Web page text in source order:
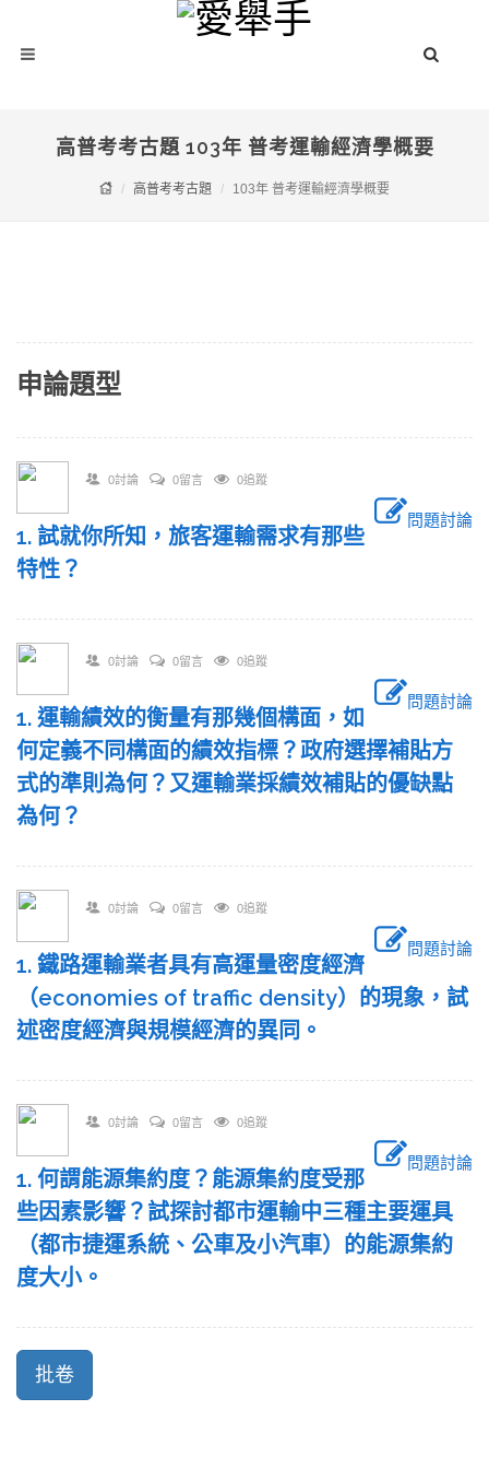
高普考考古題 103年 普考運輸經濟學概要
高普考考古題 103年 普考運輸經濟學概要
申論題型
0討論 0留言 0追蹤
問題討論
1. 試就你所知，旅客運輸需求有那些
特性？
0討論 0留言 0追蹤
問題討論
1. 運輸績效的衡量有那幾個構面，如
何定義不同構面的績效指標？政府選擇補貼方
式的準則為何？又運輸業採績效補貼的優缺點
為何？
0討論 0留言 0追蹤
問題討論
1. 鐵路運輸業者具有高運量密度經濟
（economies of traffic density）的現象，試
述密度經濟與規模經濟的異同。
0討論 0留言 0追蹤
問題討論
1. 何謂能源集約度？能源集約度受那
些因素影響？試探討都市運輸中三種主要運具
（都市捷運系統、公車及小汽車）的能源集約
度大小。